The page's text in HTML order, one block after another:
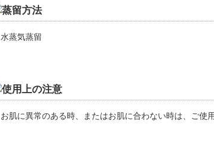
水蒸気蒸留
お肌に異常のある時、またはお肌に合わない時は、ご使